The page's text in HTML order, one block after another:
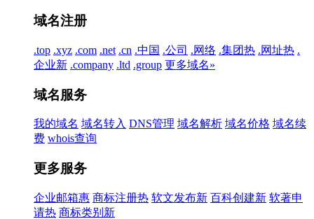
域名注册
.top .xyz .com .net .cn .中国 .公司 .网络 .集团热 .网址热 .
企业新 .company .ltd .group 更多域名»
域名服务
我的域名 域名转入 DNS管理 域名解析 域名价格 域名续
费 whois查询
更多服务
企业邮箱惠 商标注册热 软文发布新 百科创建新 软著申
请热 商标类别 新